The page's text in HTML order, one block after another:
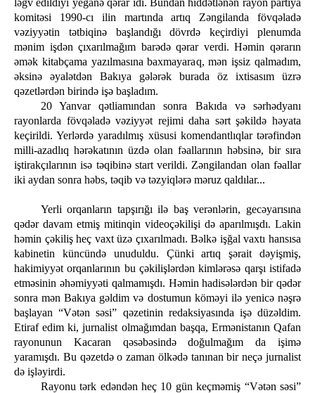
ləğv edildiyi yeganə qərar idi. Bundan hiddətlənən rayon partiya
komitəsi 1990-cı ilin martında artıq Zəngilanda fövqəladə
vəziyyətin tətbiqinə başlandığı dövrdə keçirdiyi plenumda
mənim işdən çıxarılmağım barədə qərar verdi. Həmin qərarın
əmək kitabçama yazılmasına baxmayaraq, mən işsiz qalmadım,
əksinə əyalətdən Bakıya gələrək burada öz ixtisasım üzrə
qəzetlərdən birində işə başladım.
20 Yanvar qətliamından sonra Bakıda və sərhədyanı
rayonlarda fövqəladə vəziyyət rejimi daha sərt şəkildə həyata
keçirildi. Yerlərdə yaradılmış xüsusi komendantlıqlar tərəfindən
milli-azadlıq hərəkatının üzdə olan fəallarının həbsinə, bir sıra
iştirakçılarının isə təqibinə start verildi. Zəngilandan olan fəallar
iki aydan sonra həbs, təqib və təzyiqlərə məruz qaldılar...
Yerli orqanların tapşırığı ilə baş verənlərin, gecəyarısına
qədər davam etmiş mitinqin videoçəkilişi də aparılmışdı. Lakin
həmin çəkiliş heç vaxt üzə çıxarılmadı. Bəlkə işğal vaxtı hansısa
kabinetin küncündə unuduldu. Çünki artıq şərait dəyişmiş,
hakimiyyət orqanlarının bu çəkilişlərdən kimlərəsə qarşı istifadə
etməsinin əhəmiyyəti qalmamışdı. Həmin hadisələrdən bir qədər
sonra mən Bakıya gəldim və dostumun köməyi ilə yenicə nəşrə
başlayan “Vətən səsi” qəzetinin redaksiyasında işə düzəldim.
Etiraf edim ki, jurnalist olmağımdan başqa, Ermənistanın Qafan
rayonunun Kacaran qəsəbəsində doğulmağım da işimə
yaramışdı. Bu qəzetdə o zaman ölkədə tanınan bir neçə jurnalist
də işləyirdi.
Rayonu tərk edəndən heç 10 gün keçməmiş “Vətən səsi”